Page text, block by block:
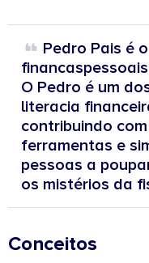
Pedro Pais é
O Pedro é um
literacia
contribuindo
ferramentas e
pessoas a
os mistérios da
Conceitos